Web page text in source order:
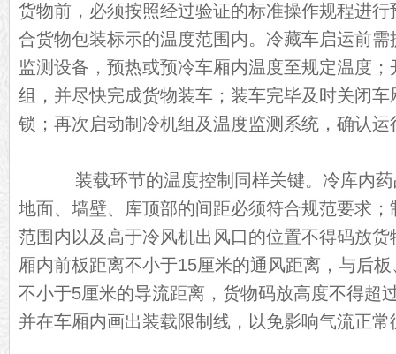
货物前，必须按照经过验证的标准操作规程进
合货物包装标示的温度范围内。冷藏车启运前
监测设备，预热或预冷车厢内温度至规定温度
组，并尽快完成货物装车；装车完毕及时关闭
锁；再次启动制冷机组及温度监测系统，确认
装载环节的温度控制同样关键。冷库内药
地面、墙壁、库顶部的间距必须符合规范要求
范围内以及高于冷风机出风口的位置不得码放
厢内前板距离不小于15厘米的通风距离，与后
不小于5厘米的导流距离，货物码放高度不得超
并在车厢内画出装载限制线，以免影响气流正